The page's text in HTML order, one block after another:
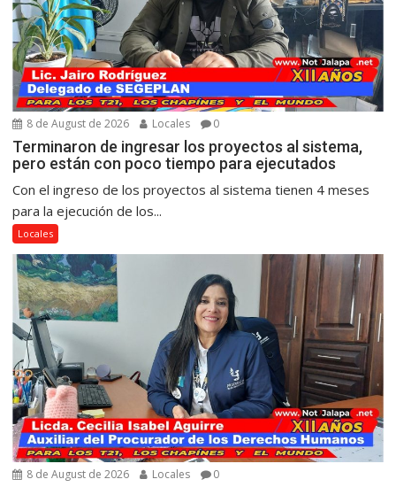
8 de August de 2026 Locales 0
Terminaron de ingresar los proyectos al sistema,
pero están con poco tiempo para ejecutados
Con el ingreso de los proyectos al sistema tienen 4 meses
para la ejecución de los...
Locales
8 de August de 2026 Locales 0